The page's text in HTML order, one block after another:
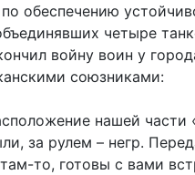
обеспечению
четыре
войну воин у
союзниками:
нашей части
за рулем – негр.
то, готовы с вами